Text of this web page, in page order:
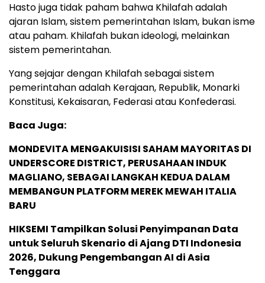
Hasto juga tidak paham bahwa Khilafah adalah
ajaran Islam, sistem pemerintahan Islam, bukan isme
atau paham. Khilafah bukan ideologi, melainkan
sistem pemerintahan.
Yang sejajar dengan Khilafah sebagai sistem
pemerintahan adalah Kerajaan, Republik, Monarki
Konstitusi, Kekaisaran, Federasi atau Konfederasi.
Baca Juga:
MONDEVITA MENGAKUISISI SAHAM MAYORITAS DI
UNDERSCORE DISTRICT, PERUSAHAAN INDUK
MAGLIANO, SEBAGAI LANGKAH KEDUA DALAM
MEMBANGUN PLATFORM MEREK MEWAH ITALIA
BARU
HIKSEMI Tampilkan Solusi Penyimpanan Data
untuk Seluruh Skenario di Ajang DTI Indonesia
2026, Dukung Pengembangan AI di Asia
Tenggara